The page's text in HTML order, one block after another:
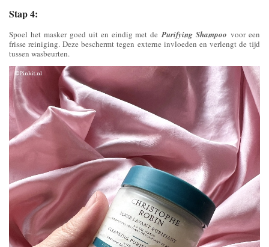
Stap 4:
Spoel het masker goed uit en eindig met dePurifying Shampoovoor een
frisse reiniging. Deze beschermt tegen externe invloeden en verlengt de tijd
tussen wasbeurten.